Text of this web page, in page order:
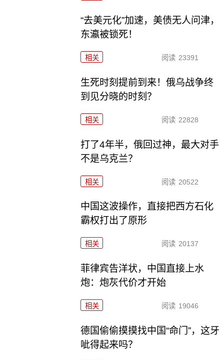
“去美元化”加速，美债无人问津，
东瀛被锁死！
相关 阅读 23391
生死时刻提前到来！俄乌战争终
到见分晓的时刻？
相关 阅读 22828
打了4年半，俄回过神，最大对手
不是乌克兰？
相关 阅读 20522
中国这波操作，直接把西方石化
霸权打出了原形
相关 阅读 20137
菲律宾告洋状，中国直接上水
炮：炮灰代价才开始
相关 阅读 19046
德国偷偷摸摸找中国“命门”，这牙
呲得起来吗？